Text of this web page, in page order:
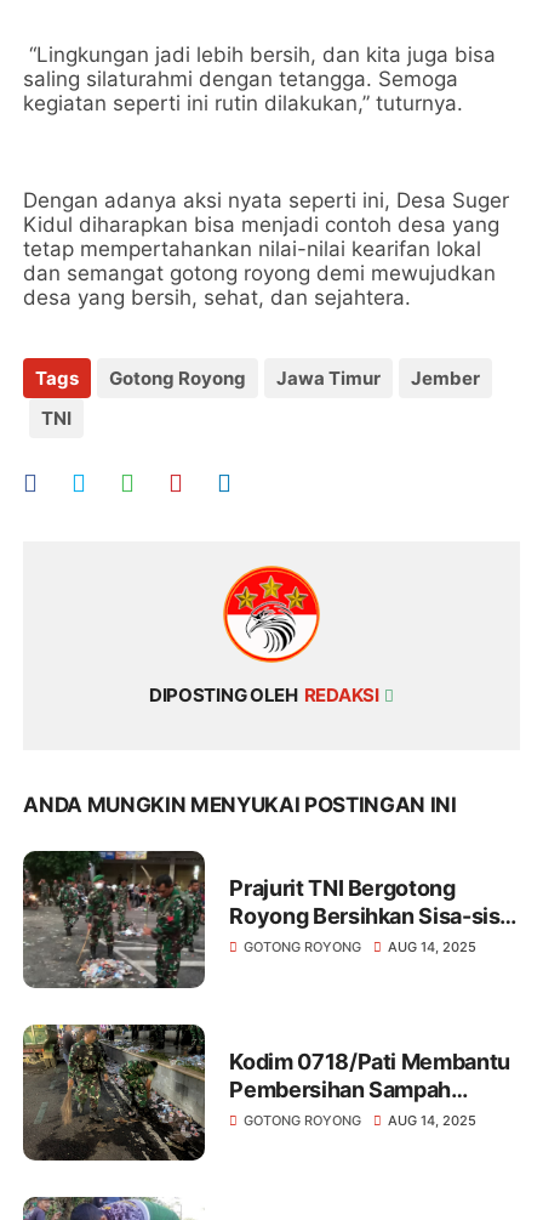
“Lingkungan jadi lebih bersih, dan kita juga bisa
saling silaturahmi dengan tetangga. Semoga
kegiatan seperti ini rutin dilakukan,” tuturnya.
Dengan adanya aksi nyata seperti ini, Desa Suger
Kidul diharapkan bisa menjadi contoh desa yang
tetap mempertahankan nilai-nilai kearifan lokal
dan semangat gotong royong demi mewujudkan
desa yang bersih, sehat, dan sejahtera.
Tags Gotong Royong Jawa Timur
Jember
TNI
DIPOSTING OLEH REDAKSI
ANDA MUNGKIN MENYUKAI POSTINGAN INI
Prajurit TNI Bergotong
Royong Bersihkan Sisa-sisa
Sampah Berserakan usai
GOTONG ROYONG AUG 14, 2025
Kodim 0718/Pati Membantu
Pembersihan Sampah
sebagai Pendekatan
GOTONG ROYONG AUG 14, 2025